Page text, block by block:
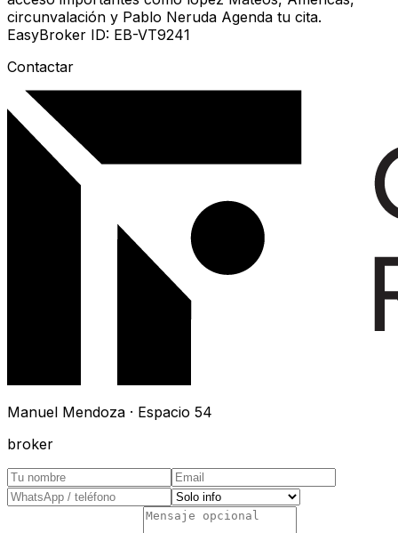
circunvalación y Pablo Neruda Agenda tu cita.
EasyBroker ID: EB-VT9241
Contactar
Manuel Mendoza · Espacio 54
broker